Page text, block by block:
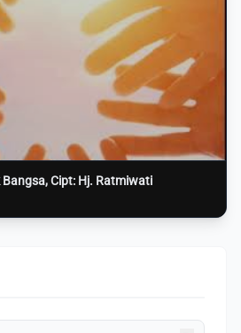
Bangsa, Cipt: Hj. Ratmiwati